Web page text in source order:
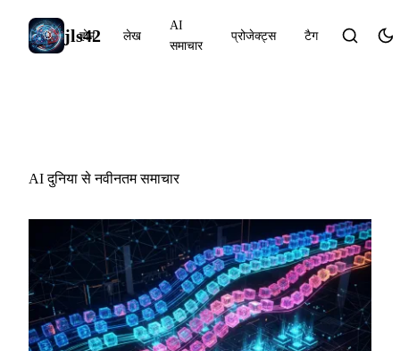
jls42
होम लेख
AI
समाचार
प्रोजेक्ट्स टैग
AI दुनिया से नवीनतम समाचार